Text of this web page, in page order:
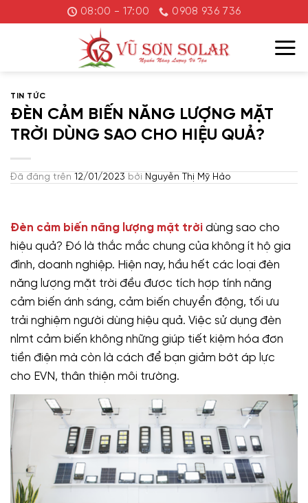
đến
08:00 - 17:00 0908 936 736
TIN TỨC
ĐÈN CẢM BIẾN NĂNG LƯỢNG MẶT
TRỜI DÙNG SAO CHO HIỆU QUẢ?
Đã đăng trên 12/01/2023 bởi Nguyễn Thị Mỹ Hảo
Đèn cảm biến năng lượng mặt trời dùng sao cho
hiệu quả? Đó là thắc mắc chung của không ít hộ gia
đình, doanh nghiệp. Hiện nay, hầu hết các loại đèn
năng lượng mặt trời đều được tích hợp tính năng
cảm biến ánh sáng, cảm biến chuyển động, tối ưu
trải nghiệm người dùng hiệu quả. Việc sử dụng đèn
nlmt cảm biến không những giúp tiết kiệm hóa đơn
tiền điện mà còn là cách để bạn giảm bớt áp lực
cho EVN, thân thiện môi trường.